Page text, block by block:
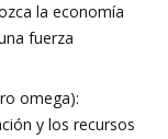
la economía
fuerza
omega):
y los recursos